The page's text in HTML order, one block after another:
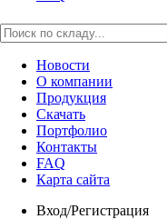
Новости
О компании
Продукция
Скачать
Портфолио
Контакты
FAQ
Карта сайта
Вход/Регистрация